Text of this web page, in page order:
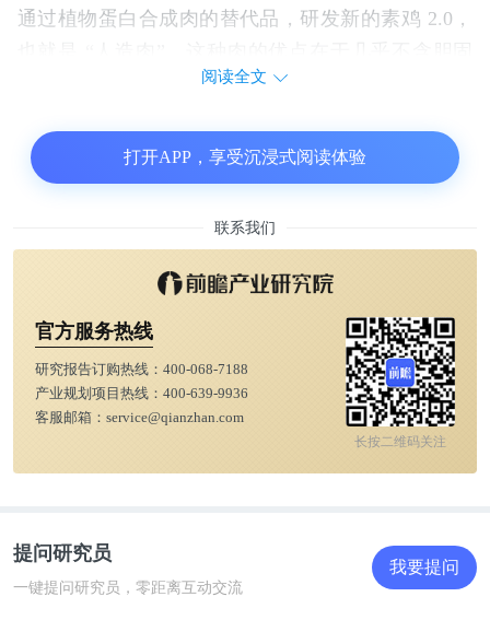
通过植物蛋白合成肉的替代品，研发新的素鸡 2.0，
醇与脂肪，且相较传统肉更加绿色环保。据公开消
达到 212.3 亿美元。
蛋白质结构的机器人与血液接触后，容易引起免疫反
应。目前，科学家已经制造出各种形形色色的机器
病，科学界和产业界也正在朝这一方向努力。
阅读全文
打开APP，享受沉浸式阅读体验
联系我们
官方服务热线
研究报告订购热线： 400-068-7188
产业规划项目热线： 400-639-9936
客服邮箱： service@qianzhan.com
长按二维码关注
提问研究员
一键提问研究员，零距离互动交流
我要提问